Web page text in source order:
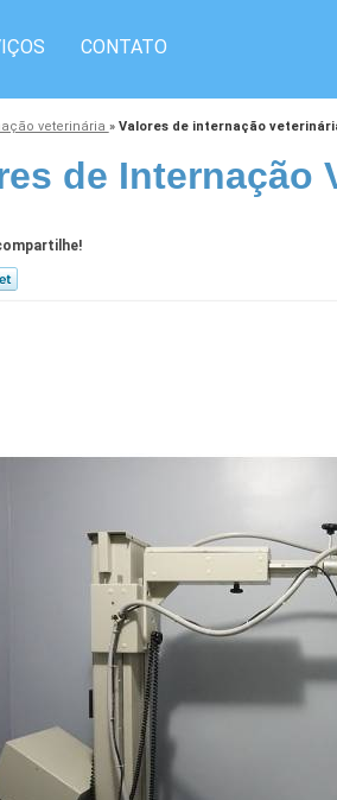
CONTATO
veterinária » Valores de internação
de Internação